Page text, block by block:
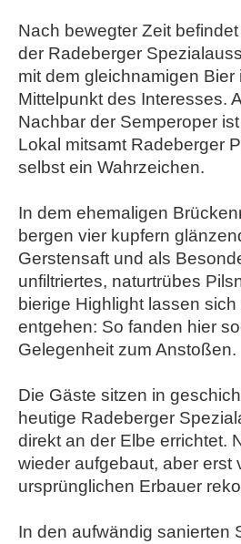
Nach bewegter Zeit
der Radeberger
mit dem gleichnamigen Bier
Mittelpunkt des Interesses.
Nachbar der Semperoper
Lokal mitsamt Radeberger
selbst ein Wahrzeichen.
In dem ehemaligen
bergen vier kupfern
Gerstensaft und als
unfiltriertes, naturtrübes
bierige Highlight lassen
entgehen: So fanden hier
Gelegenheit zum Anstoßen.
Die Gäste sitzen in
heutige Radeberger
direkt an der Elbe errichtet.
wieder aufgebaut, aber erst
ursprünglichen Erbauer
In den aufwändig sanierten